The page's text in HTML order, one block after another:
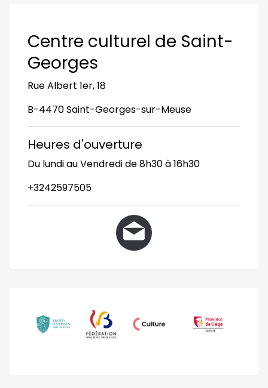
Centre culturel de Saint-
Georges
Rue Albert 1er, 18
B-4470 Saint-Georges-sur-Meuse
Heures d'ouverture
Du lundi au Vendredi de 8h30 à 16h30
+3242597505